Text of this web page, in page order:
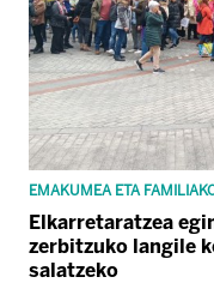
EMAKUMEA ETA
Elkarretaratzea
zerbitzuko langile
salatzeko